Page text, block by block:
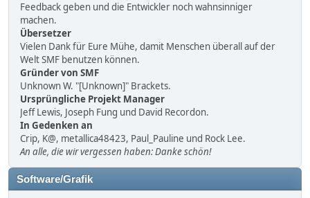
Feedback geben und die Entwickler noch wahnsinniger
machen.
Übersetzer
Vielen Dank für Eure Mühe, damit Menschen überall auf der
Welt SMF benutzen können.
Gründer von SMF
Unknown W. "[Unknown]" Brackets.
Ursprüngliche Projekt Manager
Jeff Lewis, Joseph Fung und David Recordon.
In Gedenken an
Crip, K@, metallica48423, Paul_Pauline und Rock Lee.
An alle, die wir vergessen haben: Danke schön!
Software/Grafik